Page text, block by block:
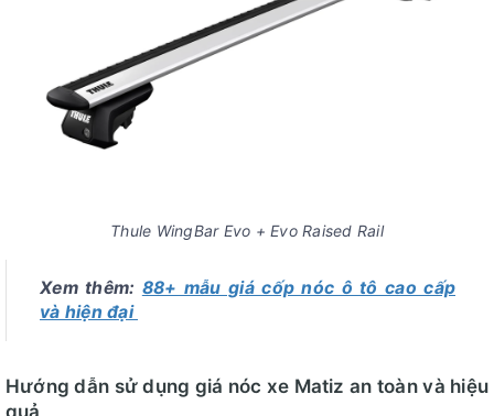
Thule WingBar Evo + Evo Raised Rail
Xem thêm: 88+ mẫu giá cốp nóc ô tô cao cấp
và hiện đại
Hướng dẫn sử dụng giá nóc xe Matiz an toàn và hiệu